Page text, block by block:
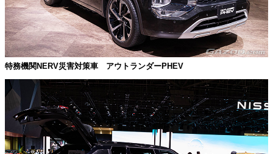
特務機関NERV災害対策車 アウトランダーPHEV